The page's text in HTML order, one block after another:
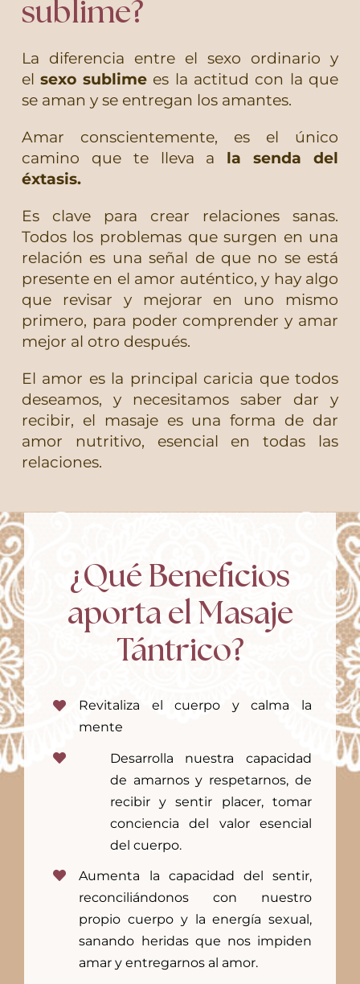
sublime?
La diferencia entre el sexo ordinario y
elsexo sublimees la actitud con la que
se aman y se entregan los amantes.
Amar conscientemente, es el único
camino que te lleva a la senda del
éxtasis.
Es clave para crear relaciones sanas.
Todos los problemas que surgen en una
relación es una señal de que no se está
presente en el amor auténtico, y hay algo
que revisar y mejorar en uno mismo
primero, para poder comprender y amar
mejor al otro después.
El amor es la principal caricia que todos
deseamos, y necesitamos saber dar y
recibir, el masaje es una forma de dar
amor nutritivo, esencial en todas las
relaciones.
¿Qué Beneficios
aporta el Masaje
Tántrico?
Revitaliza el cuerpo y calma la
mente
Desarrolla nuestra capacidad
de amarnos y respetarnos, de
recibir y sentir placer, tomar
conciencia del valor esencial
del cuerpo.
Aumenta la capacidad del sentir,
reconciliándonos con nuestro
propio cuerpo y la energía sexual,
sanando heridas que nos impiden
amar y entregarnos al amor.